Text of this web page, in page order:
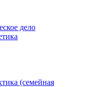
дело
(семейная